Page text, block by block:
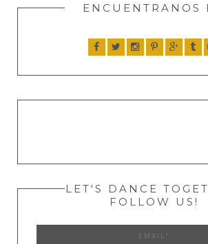
ENCUENTRANOS
LET'S DANCE
FOLLOW US!